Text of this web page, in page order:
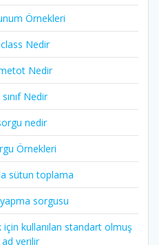
Örnekleri
Nedir
Nedir
Nedir
nedir
Örnekleri
sütun toplama
sorgusu
kullanılan standart olmuş
verilir